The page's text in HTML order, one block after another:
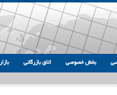
بخش خصوصی اتاق بازرگانی بازار